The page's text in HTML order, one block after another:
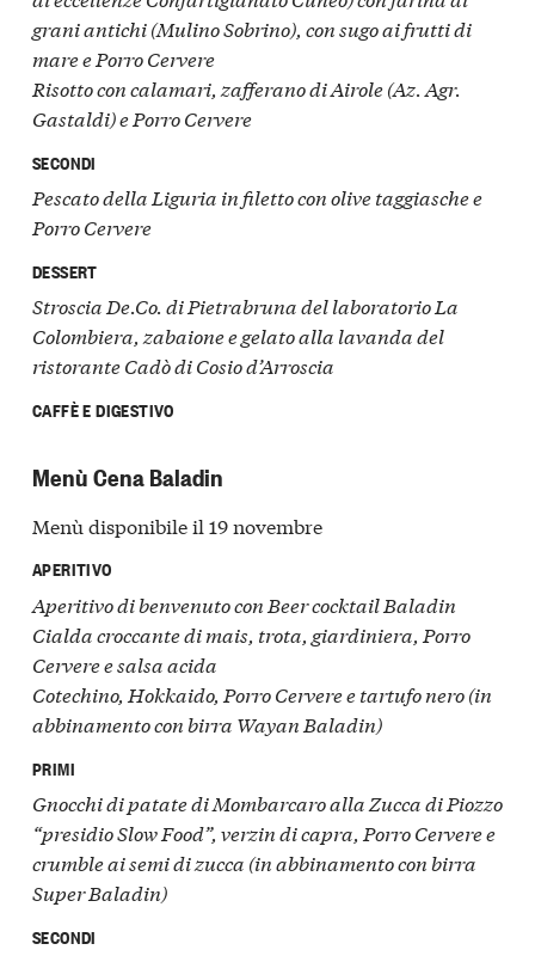
grani antichi (Mulino Sobrino), con sugo ai frutti di
mare e Porro Cervere
Risotto con calamari, zafferano di Airole (Az. Agr.
Gastaldi) e Porro Cervere
SECONDI
Pescato della Liguria in filetto con olive taggiasche e
Porro Cervere
DESSERT
Stroscia De.Co. di Pietrabruna del laboratorio La
Colombiera, zabaione e gelato alla lavanda del
ristorante Cadò di Cosio d’Arroscia
CAFFÈ E DIGESTIVO
Menù Cena Baladin
Menù disponibile il 19 novembre
APERITIVO
Aperitivo di benvenuto con Beer cocktail Baladin
Cialda croccante di mais, trota, giardiniera, Porro
Cervere e salsa acida
Cotechino, Hokkaido, Porro Cervere e tartufo nero (in
abbinamento con birra Wayan Baladin)
PRIMI
Gnocchi di patate di Mombarcaro alla Zucca di Piozzo
“presidio Slow Food”, verzin di capra, Porro Cervere e
crumble ai semi di zucca (in abbinamento con birra
Super Baladin)
SECONDI